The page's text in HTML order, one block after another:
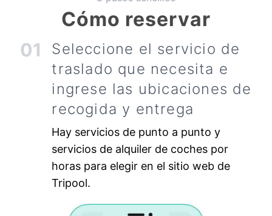
Cómo reservar
01
Seleccione el servicio de
traslado que necesita e
ingrese las ubicaciones de
recogida y entrega
Hay servicios de punto a punto y
servicios de alquiler de coches por
horas para elegir en el sitio web de
Tripool.